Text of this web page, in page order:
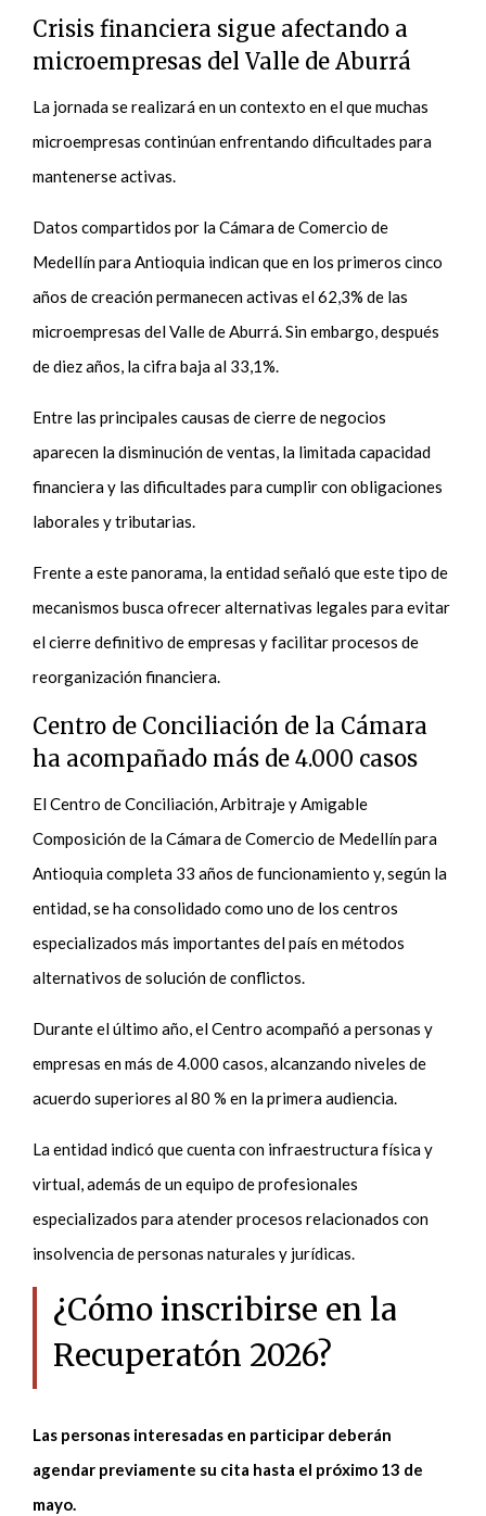
Crisis financiera sigue afectando a
microempresas del Valle de Aburrá
La jornada se realizará en un contexto en el que muchas
microempresas continúan enfrentando dificultades para
mantenerse activas.
Datos compartidos por la Cámara de Comercio de
Medellín para Antioquia indican que en los primeros cinco
años de creación permanecen activas el 62,3% de las
microempresas del Valle de Aburrá. Sin embargo, después
de diez años, la cifra baja al 33,1%.
Entre las principales causas de cierre de negocios
aparecen la disminución de ventas, la limitada capacidad
financiera y las dificultades para cumplir con obligaciones
laborales y tributarias.
Frente a este panorama, la entidad señaló que este tipo de
mecanismos busca ofrecer alternativas legales para evitar
el cierre definitivo de empresas y facilitar procesos de
reorganización financiera.
Centro de Conciliación de la Cámara
ha acompañado más de 4.000 casos
El Centro de Conciliación, Arbitraje y Amigable
Composición de la Cámara de Comercio de Medellín para
Antioquia completa 33 años de funcionamiento y, según la
entidad, se ha consolidado como uno de los centros
especializados más importantes del país en métodos
alternativos de solución de conflictos.
Durante el último año, el Centro acompañó a personas y
empresas en más de 4.000 casos, alcanzando niveles de
acuerdo superiores al 80 % en la primera audiencia.
La entidad indicó que cuenta con infraestructura física y
virtual, además de un equipo de profesionales
especializados para atender procesos relacionados con
insolvencia de personas naturales y jurídicas.
¿Cómo inscribirse en la
Recuperatón 2026?
Las personas interesadas en participar deberán
agendar previamente su cita hasta el próximo 13 de
mayo.